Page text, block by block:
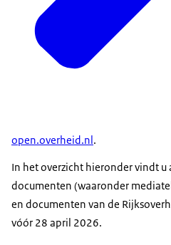
open.overheid.nl.
In het overzicht hieronder vindt
documenten (waaronder
en documenten van de
vóór 28 april 2026.